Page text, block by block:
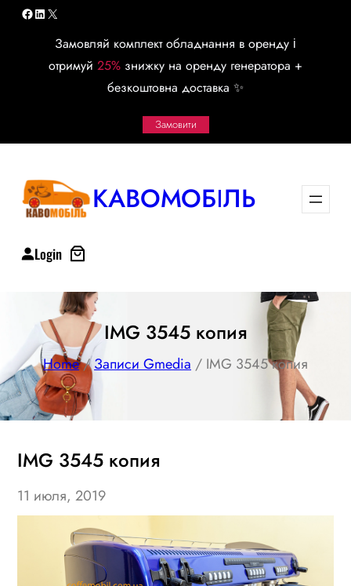
Перейти
содержимому
Facebook
LinkedIn
X
Замовляй комплект обладнання в оренду і
отримуй 25% знижку на оренду генератора +
безкоштовна доставка ✨
Замовити
КАВОМОБІЛЬ
Login
IMG 3545 копия
Home/Записи Gmedia / IMG 3545 копия
IMG 3545 копия
11 июля, 2019